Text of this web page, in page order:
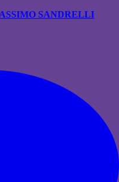
SANDRELLI